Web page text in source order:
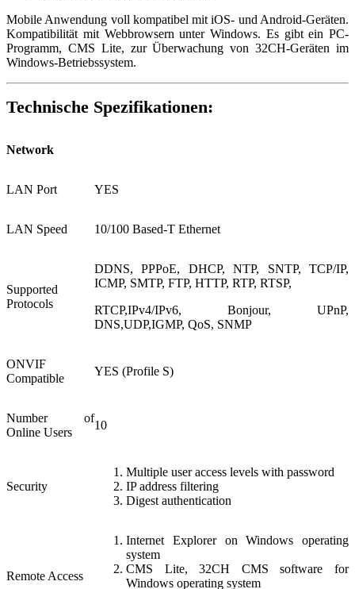
Mobile Anwendung voll kompatibel mit iOS- und Android-Geräten.
Kompatibilität mit Webbrowsern unter Windows. Es gibt ein PC-
Programm, CMS Lite, zur Überwachung von 32CH-Geräten im
Windows-Betriebssystem.
Technische Spezifikationen:
Network
LAN Port YES
LAN Speed 10/100 Based-T Ethernet
Supported
Protocols
DDNS, PPPoE, DHCP, NTP, SNTP, TCP/IP,
ICMP, SMTP, FTP, HTTP, RTP, RTSP,
RTCP,IPv4/IPv6, Bonjour, UPnP,
DNS,UDP,IGMP, QoS, SNMP
ONVIF
Compatible
YES (Profile S)
Number of
Online Users
10
Security
Multiple user access levels with password
IP address filtering
Digest authentication
Remote Access
Internet Explorer on Windows operating
system
CMS Lite, 32CH CMS software for
Windows operating system